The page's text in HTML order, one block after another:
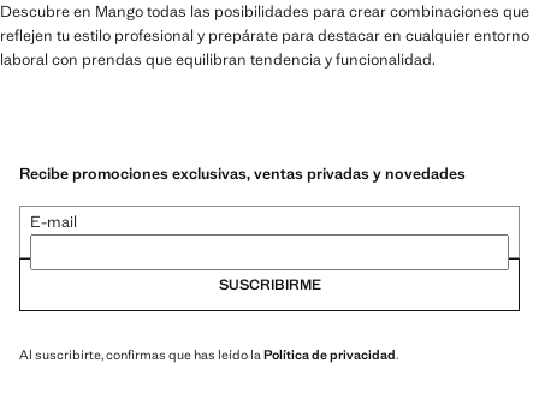
Descubre en Mango todas las posibilidades para crear combinaciones que
reflejen tu estilo profesional y prepárate para destacar en cualquier entorno
laboral con prendas que equilibran tendencia y funcionalidad.
Recibe promociones exclusivas, ventas privadas y novedades
E-mail
SUSCRIBIRME
Al suscribirte, confirmas que has leído laPolítica de privacidad.